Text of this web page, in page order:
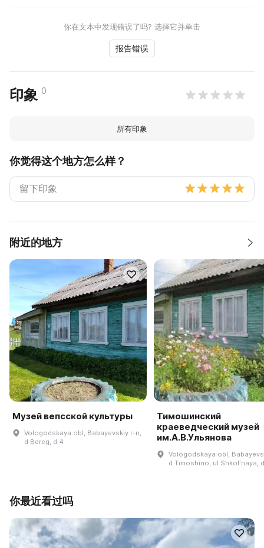
你在文本中发现错误了吗? 选择它并单击
报告错误
印象 0
所有印象
你觉得这个地方怎么样？
附近的地方
Музей вепсской культуры
Vologodskaya obl, Babayevskiy r-n,
d Bereg, d 4
Тимошинский
краеведческий музей
им.А.В.Ульянова
Vologodskaya obl,
d Timoshino, ul Shkolʹnaya,
你最近看过吗